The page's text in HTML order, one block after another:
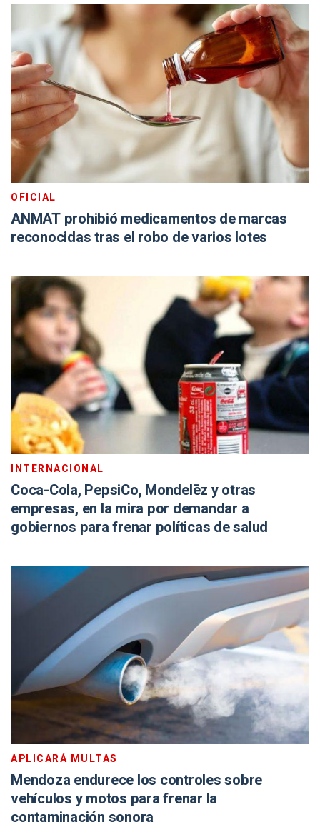
OFICIAL
ANMAT prohibió medicamentos de marcas
reconocidas tras el robo de varios lotes
INTERNACIONAL
Coca-Cola, PepsiCo, Mondelēz y otras
empresas, en la mira por demandar a
gobiernos para frenar políticas de salud
APLICARÁ MULTAS
Mendoza endurece los controles sobre
vehículos y motos para frenar la
contaminación sonora